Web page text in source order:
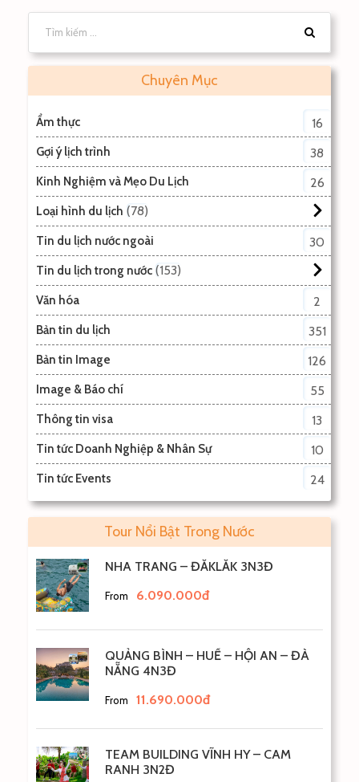
Chuyên Mục
Ẩm thực 16
Gợi ý lịch trình 38
Kinh Nghiệm và Mẹo Du Lịch 26
Loại hình du lịch 78
Tin du lịch nước ngoài 30
Tin du lịch trong nước 153
Văn hóa 2
Bản tin du lịch 351
Bản tin Image 126
Image & Báo chí 55
Thông tin visa 13
Tin tức Doanh Nghiệp & Nhân Sự 10
Tin tức Events 24
Tour Nổi Bật Trong Nước
NHA TRANG – ĐẮKLẮK 3N3Đ
From 6.090.000đ
QUẢNG BÌNH – HUẾ – HỘI AN – ĐÀ
NẴNG 4N3Đ
From 11.690.000đ
TEAM BUILDING VĨNH HY – CAM
RANH 3N2Đ